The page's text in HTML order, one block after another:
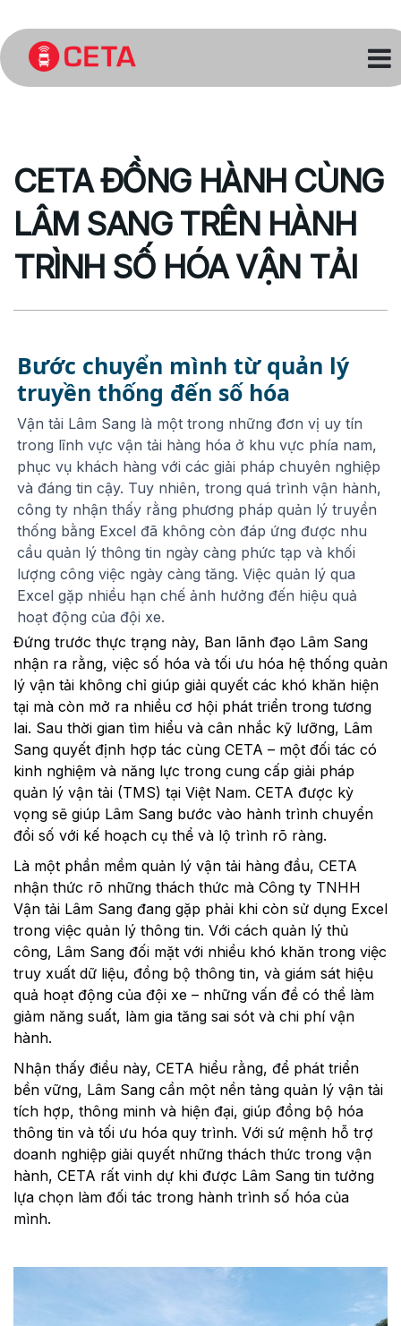
Dùng thử miễn phí
Liên hệ
Tin tức
CETA ĐỒNG HÀNH CÙNG
LÂM SANG TRÊN HÀNH
TRÌNH SỐ HÓA VẬN TẢI
Bước chuyển mình từ quản lý
truyền thống đến số hóa
Vận tải Lâm Sang là một trong những đơn vị uy tín
trong lĩnh vực vận tải hàng hóa ở khu vực phía nam,
phục vụ khách hàng với các giải pháp chuyên nghiệp
và đáng tin cậy. Tuy nhiên, trong quá trình vận hành,
công ty nhận thấy rằng phương pháp quản lý truyền
thống bằng Excel đã không còn đáp ứng được nhu
cầu quản lý thông tin ngày càng phức tạp và khối
lượng công việc ngày càng tăng. Việc quản lý qua
Excel gặp nhiều hạn chế ảnh hưởng đến hiệu quả
hoạt động của đội xe.
Đứng trước thực trạng này, Ban lãnh đạo Lâm Sang
nhận ra rằng, việc số hóa và tối ưu hóa hệ thống quản
lý vận tải không chỉ giúp giải quyết các khó khăn hiện
tại mà còn mở ra nhiều cơ hội phát triển trong tương
lai. Sau thời gian tìm hiểu và cân nhắc kỹ lưỡng, Lâm
Sang quyết định hợp tác cùng CETA – một đối tác có
kinh nghiệm và năng lực trong cung cấp giải pháp
quản lý vận tải (TMS) tại Việt Nam. CETA được kỳ
vọng sẽ giúp Lâm Sang bước vào hành trình chuyển
đổi số với kế hoạch cụ thể và lộ trình rõ ràng.
Là một phần mềm quản lý vận tải hàng đầu, CETA
nhận thức rõ những thách thức mà Công ty TNHH
Vận tải Lâm Sang đang gặp phải khi còn sử dụng Excel
trong việc quản lý thông tin. Với cách quản lý thủ
công, Lâm Sang đối mặt với nhiều khó khăn trong việc
truy xuất dữ liệu, đồng bộ thông tin, và giám sát hiệu
quả hoạt động của đội xe – những vấn đề có thể làm
giảm năng suất, làm gia tăng sai sót và chi phí vận
hành.
Nhận thấy điều này, CETA hiểu rằng, để phát triển
bền vững, Lâm Sang cần một nền tảng quản lý vận tải
tích hợp, thông minh và hiện đại, giúp đồng bộ hóa
thông tin và tối ưu hóa quy trình. Với sứ mệnh hỗ trợ
doanh nghiệp giải quyết những thách thức trong vận
hành, CETA rất vinh dự khi được Lâm Sang tin tưởng
lựa chọn làm đối tác trong hành trình số hóa của
mình.